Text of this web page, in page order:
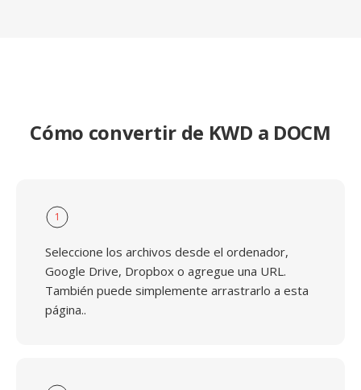
Cómo convertir de KWD a DOCM
1
Seleccione los archivos desde el ordenador,
Google Drive, Dropbox o agregue una URL.
También puede simplemente arrastrarlo a esta
página..